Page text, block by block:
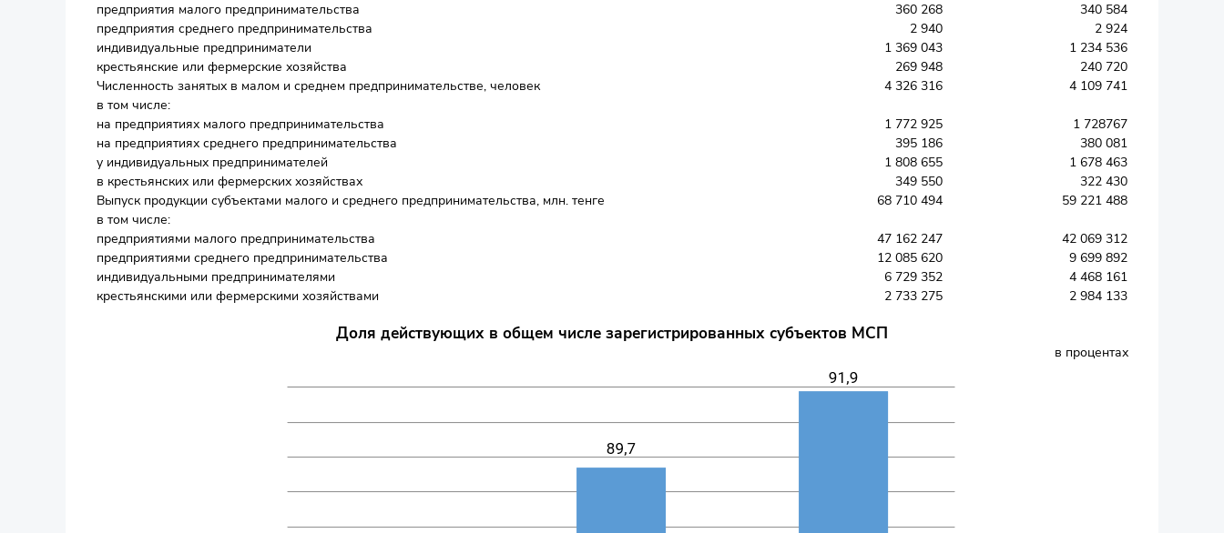
предприятия малого предпринимательства
360 268
340 584
предприятия среднего предпринимательства
2 940
2 924
индивидуальные предприниматели
1 369 043
1 234 536
крестьянские или фермерские хозяйства
269 948
240 720
Численность занятых в малом и среднем предпринимательстве, человек
4 326 316
4 109 741
в том числе:
на предприятиях малого предпринимательства
1 772 925
1 728767
на предприятиях среднего предпринимательства
395 186
380 081
у индивидуальных предпринимателей
1 808 655
1 678 463
в крестьянских или фермерских хозяйствах
349 550
322 430
Выпуск продукции субъектами малого и среднего предпринимательства, млн. тенге
68 710 494
59 221 488
в том числе:
предприятиями малого предпринимательства
47 162 247
42 069 312
предприятиями среднего предпринимательства
12 085 620
9 699 892
индивидуальными предпринимателями
6 729 352
4 468 161
крестьянскими или фермерскими хозяйствами
2 733 275 2 984 133
Доля действующих в общем числе зарегистрированных субъектов МСП
в процентах